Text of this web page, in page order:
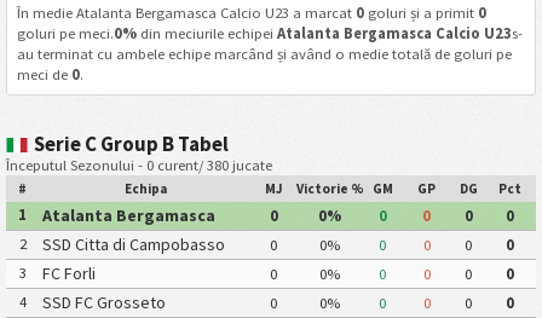
În medie Atalanta Bergamasca Calcio U23 a marcat 0goluri și a primit 0
goluri pe meci.0%din meciurile echipei Atalanta Bergamasca Calcio U23s-
au terminat cu ambele echipe marcând și având o medie totală de goluri pe
meci de 0.
Serie C Group B Tabel
Începutul Sezonului - 0 curent/ 380 jucate
# Echipa MJ Victorie % GM GP DG Pct
1
Atalanta Bergamasca
Calcio U23
0 0% 0 0 0
0
2
SSD Citta di Campobasso 0 0% 0 0 0
0
3
FC Forli 0 0% 0 0 0
0
4
SSD FC Grosseto 0 0% 0 0 0
0